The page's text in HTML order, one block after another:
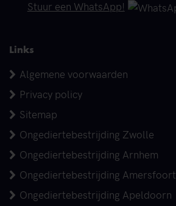
Telefoonnummer
Stuur een WhatsApp!
Links
Algemene voorwaarden
Privacy policy
Sitemap
Ongediertebestrijding Zwolle
Ongediertebestrijding Arnhem
Ongediertebestrijding Amersfoort
Ongediertebestrijding Apeldoorn